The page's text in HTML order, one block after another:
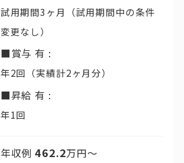
試用期間3ヶ月（試用期間中の条件
変更なし）
■賞与 有 :
年2回（実績計2ヶ月分）
■昇給 有 :
年1回
年収例462.2万円〜